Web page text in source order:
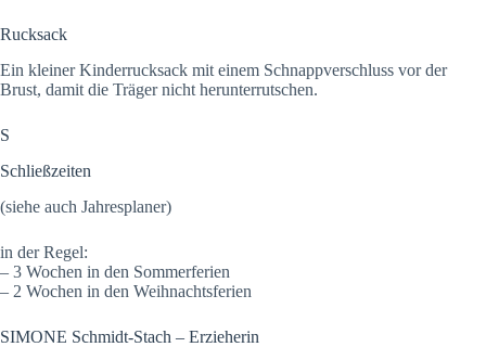
Rucksack
Ein kleiner Kinderrucksack mit einem Schnappverschluss vor der
Brust, damit die Träger nicht herunterrutschen.
S
Schließzeiten
(siehe auch Jahresplaner)
in der Regel:
– 3 Wochen in den Sommerferien
– 2 Wochen in den Weihnachtsferien
SIMONE Schmidt-Stach – Erzieherin